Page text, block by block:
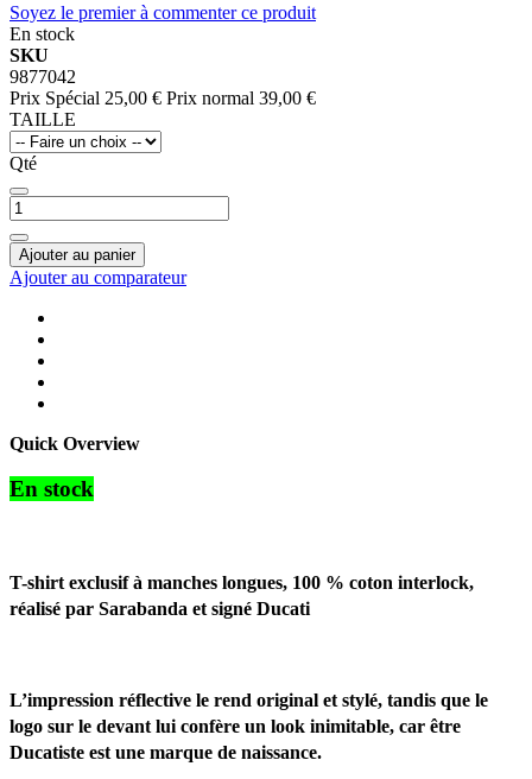
Soyez le premier à commenter ce produit
En stock
SKU
9877042
Prix Spécial 25,00 € Prix normal 39,00 €
TAILLE
Qté
Ajouter au panier
Ajouter au comparateur
Quick Overview
En stock
T-shirt exclusif à manches longues, 100 % coton interlock,
réalisé par Sarabanda et signé Ducati
L’impression réflective le rend original et stylé, tandis que le
logo sur le devant lui confère un look inimitable, car être
Ducatiste est une marque de naissance.